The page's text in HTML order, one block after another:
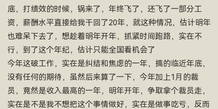
底，打绩效的时候，锅来了，年终飞了，还飞了一部分工
资，薪酬水平直接给我干回了20年，就这种情况，估计明年
也难呆下去了，想趁着明年开年，抓紧时间跑路，实在不
行，到了这个年纪，估计只能全国看机会了
今年这破工作，实在是纠结和焦虑的一年，搞的临近年底，
没有任何的期待，虽然后来算了一下，今年加上1月的裁
员，竟然是收入最高的一年，明年开年，争取拿个裁员走，
实在是不是我不想把这个事情做好，实在是做事吃亏，反而